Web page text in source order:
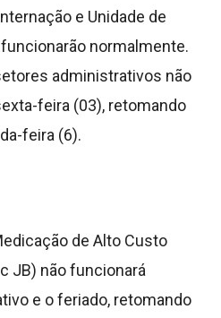
e Unidade de
normalmente.
administrativos não
feira (03), retomando
feira (6).
de Alto Custo
JB) não funcionará
e o feriado, retomando